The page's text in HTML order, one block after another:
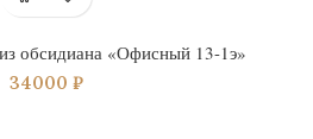
обсидиана «Офисный 13-1э»
34000 ₽